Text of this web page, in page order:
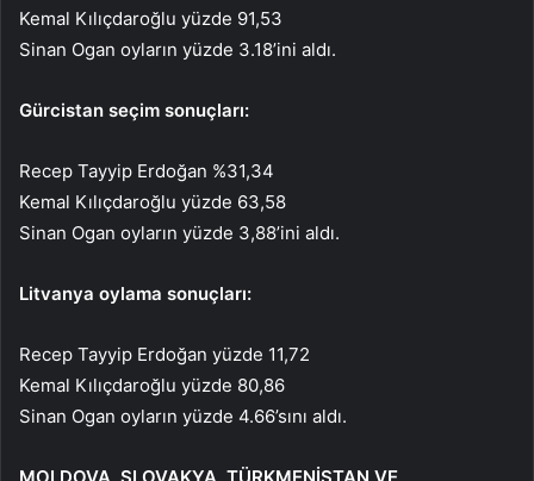
Kemal Kılıçdaroğlu yüzde 91,53
Sinan Ogan oyların yüzde 3.18’ini aldı.
Gürcistan seçim sonuçları:
Recep Tayyip Erdoğan %31,34
Kemal Kılıçdaroğlu yüzde 63,58
Sinan Ogan oyların yüzde 3,88’ini aldı.
Litvanya oylama sonuçları:
Recep Tayyip Erdoğan yüzde 11,72
Kemal Kılıçdaroğlu yüzde 80,86
Sinan Ogan oyların yüzde 4.66’sını aldı.
MOLDOVA, SLOVAKYA, TÜRKMENİSTAN VE